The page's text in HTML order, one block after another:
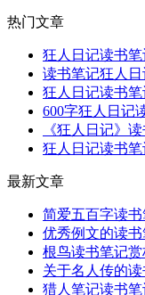
热门文章
狂人日记读书笔
读书笔记狂人
狂人日记读书
600字狂人日记
《狂人日记》
狂人日记读书笔
最新文章
简爱五百字读
优秀例文的读
根鸟读书笔记赏
关于名人传的
猎人笔记读书笔